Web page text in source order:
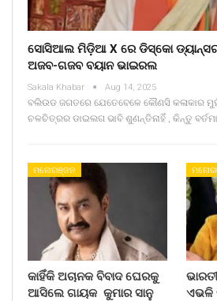
ସୋସିଆଲ ମିଡ଼ିଆ X ରେ ଡିସ୍କୋ ଡ୍ୟାନ୍ସର
ଅଜବ-ଗଜବ ବୟାନ ଭାଇରଲ
Sakala Khabar Aug 14, 2025
ବଲିଉଡ ଜଗତରେ ଯେତେବେଳେ କୌଣସି କଳାକାର
ଚଳଚିତ୍ରର ଡାଇଲଗ ଭାବି ଶୁଣନ୍ତିନାହିଁ , କିନ୍ତୁ
ମନୋରଞ୍ଜନ
କାହିଁକି ଅଚାନକ ବିବାଦ ଘେରକୁ
ଆସିଲେ ଗାୟକ କୁମାର ସାନୁ
ଏଭଳି